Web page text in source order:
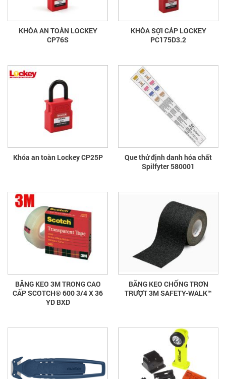
KHÓA AN TOÀN LOCKEY
CP76S
KHÓA SỢI CÁP LOCKEY
PC175D3.2
Khóa an toàn Lockey CP25P
Que thử định danh hóa chất
Spilfyter 580001
BĂNG KEO 3M TRONG CAO
CẤP SCOTCH® 600 3/4 X 36
YD BXD
BĂNG KEO CHỐNG TRƠN
TRƯỢT 3M SAFETY-WALK™